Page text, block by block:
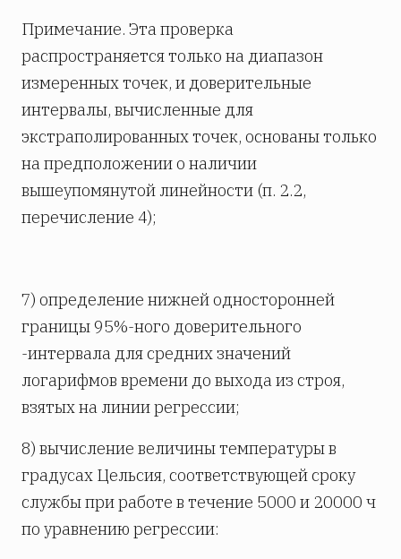
Примечание. Эта проверка
распространяется только на диапазон
измеренных точек, и доверительные
интервалы, вычисленные для
экстраполированных точек, основаны только
на предположении о наличии
вышеупомянутой линейности (п. 2.2,
перечисление 4);
7) определение нижней односторонней
границы 95%-ного доверительного
-интервала для средних значений
логарифмов времени до выхода из строя,
взятых на линии регрессии;
8) вычисление величины температуры в
градусах Цельсия, соответствующей сроку
службы при работе в течение 5000 и 20000 ч
по уравнению регрессии: